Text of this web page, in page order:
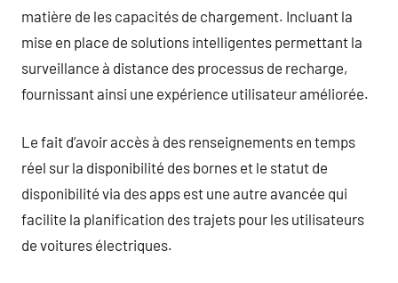
matière de les capacités de chargement. Incluant la
mise en place de solutions intelligentes permettant la
surveillance à distance des processus de recharge,
fournissant ainsi une expérience utilisateur améliorée.
Le fait d’avoir accès à des renseignements en temps
réel sur la disponibilité des bornes et le statut de
disponibilité via des apps est une autre avancée qui
facilite la planification des trajets pour les utilisateurs
de voitures électriques.